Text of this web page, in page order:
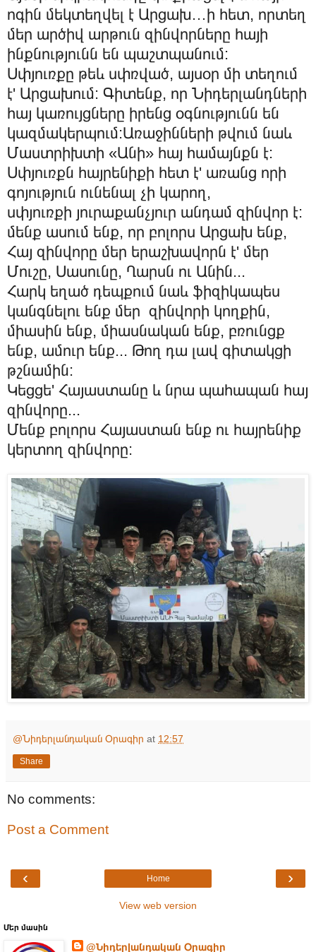
ոգին մեկտեղվել է Արցախ…ի հետ, որտեղ
մեր արծիվ արթուն զինվորները հայի
ինքնությունն են պաշտպանում:
Սփյուռքը թեև սփռված, այսօր մի տեղում
է' Արցախում: Գիտենք, որ Նիդերլանդների
հայ կառույցները իրենց օգնությունն են
կազմակերպում:Առաջինների թվում նաև
Մաստրիխտի «Անի» հայ համայնքն է:
Սփյուռքն հայրենիքի հետ է' առանց որի
գոյություն ունենալ չի կարող,
սփյուռքի յուրաքանչյուր անդամ զինվոր է:
մենք ասում ենք, որ բոլորս Արցախ ենք,
Հայ զինվորը մեր երաշխավորն է' մեր
Մուշը, Սասունը, Ղարսն ու Անին...
Հարկ եղած դեպքում նաև ֆիզիկապես
կանգնելու ենք մեր զինվորի կողքին,
միասին ենք, միասնական ենք, բռունցք
ենք, ամուր ենք... Թող դա լավ գիտակցի
թշնամին:
Կեցցե' Հայաստանը և նրա պահապան հայ
զինվորը...
Մենք բոլորս Հայաստան ենք ու հայրենիք
կերտող զինվորը:
@Նիդերլանդական Օրագիր at 12:57
Share
No comments:
Post a Comment
‹ ›
Home
View web version
Մեր մասին
@Նիդերլանդական Օրագիր